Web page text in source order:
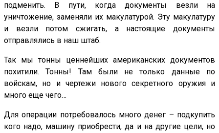
подменить. В пути, когда документы везли на
уничтожение, заменяли их макулатурой. Эту макулатуру
и везли потом сжигать, а настоящие документы
отправлялись в наш штаб.
Так мы тонны ценнейших американских документов
похитили. Тонны! Там были не только данные по
войскам, но и чертежи нового секретного оружия и
много еще чего…
Для операции потребовалось много денег – подкупить
кого надо, машину приобрести, да и на другие цели, но